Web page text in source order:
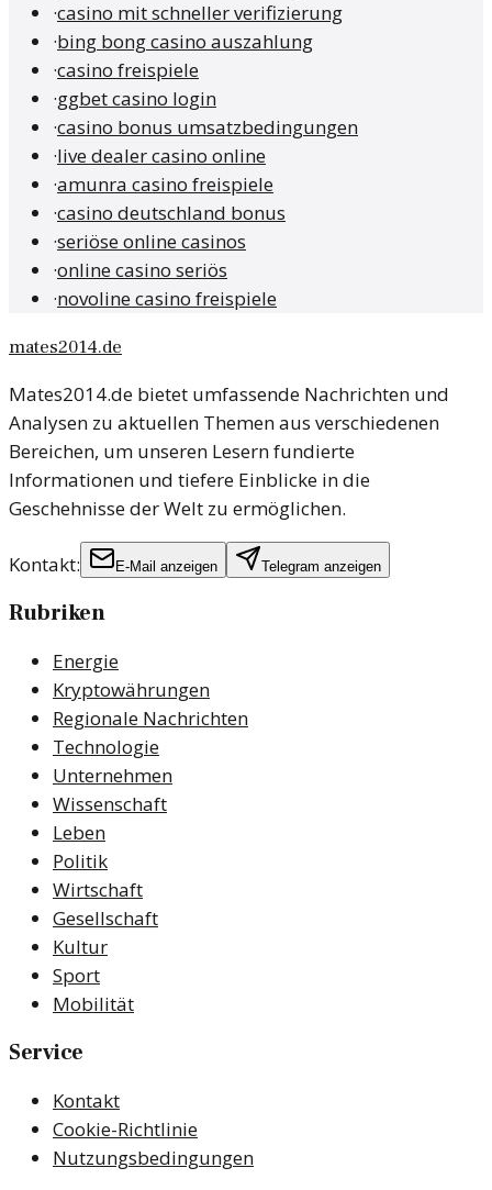
·casino mit schneller verifizierung
·bing bong casino auszahlung
·casino freispiele
·ggbet casino login
·casino bonus umsatzbedingungen
·live dealer casino online
·amunra casino freispiele
·casino deutschland bonus
·seriöse online casinos
·online casino seriös
·novoline casino freispiele
mates2014.de
Mates2014.de bietet umfassende Nachrichten und
Analysen zu aktuellen Themen aus verschiedenen
Bereichen, um unseren Lesern fundierte
Informationen und tiefere Einblicke in die
Geschehnisse der Welt zu ermöglichen.
Kontakt: E-Mail anzeigen Telegram anzeigen
Rubriken
Energie
Kryptowährungen
Regionale Nachrichten
Technologie
Unternehmen
Wissenschaft
Leben
Politik
Wirtschaft
Gesellschaft
Kultur
Sport
Mobilität
Service
Kontakt
Cookie-Richtlinie
Nutzungsbedingungen